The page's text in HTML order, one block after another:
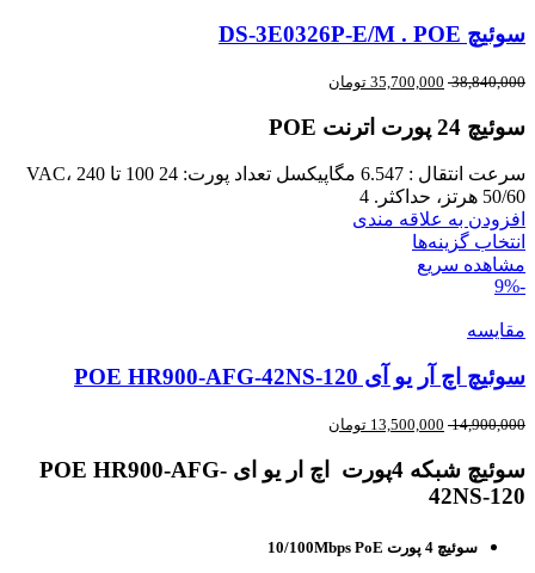
سوئیچ DS-3E0326P-E/M . POE
38,840,000
35,700,000 تومان
سوئیچ 24 پورت اترنت POE
سرعت انتقال : 6.547 مگاپیکسل تعداد پورت: 24
100 تا 240 VAC،
50/60 هرتز، حداکثر. 4
افزودن به علاقه مندی
انتخاب گزینه‌ها
مشاهده سریع
-9%
مقایسه
سوئیچ اچ آر یو آی POE HR900-AFG-42NS-120
14,900,000
13,500,000 تومان
سوئیچ شبکه 4پورت اچ ار یو ای POE HR900-AFG-
42NS-120
سوئیچ 4 پورت 10/100Mbps PoE